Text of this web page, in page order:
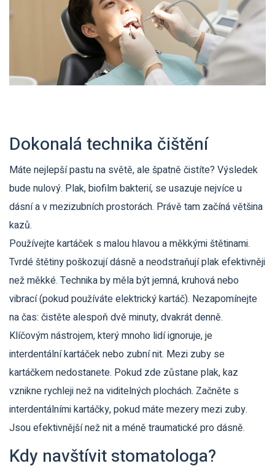
Dokonalá technika čištění
Máte nejlepší pastu na světě, ale špatně čistíte? Výsledek
bude nulový. Plak, biofilm bakterií, se usazuje nejvíce u
dásní a v mezizubních prostorách. Právě tam začíná většina
kazů.
Používejte kartáček s malou hlavou a měkkými štětinami.
Tvrdé štětiny poškozují dásně a neodstraňují plak efektivněji
než měkké. Technika by měla být jemná, kruhová nebo
vibrací (pokud používáte elektrický kartáč). Nezapomínejte
na čas: čistěte alespoň dvě minuty, dvakrát denně.
Klíčovým nástrojem, který mnoho lidí ignoruje, je
interdentální kartáček nebo zubní nit. Mezi zuby se
kartáčkem nedostanete. Pokud zde zůstane plak, kaz
vznikne rychleji než na viditelných plochách. Začněte s
interdentálními kartáčky, pokud máte mezery mezi zuby.
Jsou efektivnější než nit a méně traumatické pro dásně.
Kdy navštívit stomatologa?